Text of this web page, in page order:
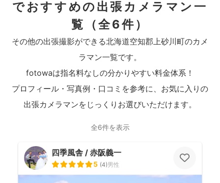
でおすすめの出張カメラマン一
覧
（全6件）
その他の出張撮影ができる北海道空知郡上砂川町のカメ
ラマン一覧です。
fotowaは指名料なしの分かりやすい料金体系！
プロフィール・写真例・口コミを参考に、お気に入りの
出張カメラマンをじっくりお選びいただけます。
全6件を表示
四季風舎 / 赤阪義一
5 (4)男性